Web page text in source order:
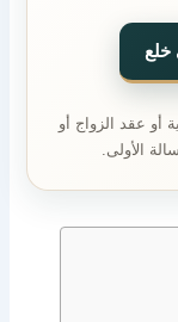
خلع
أو عقد الزواج أو
الأولى.